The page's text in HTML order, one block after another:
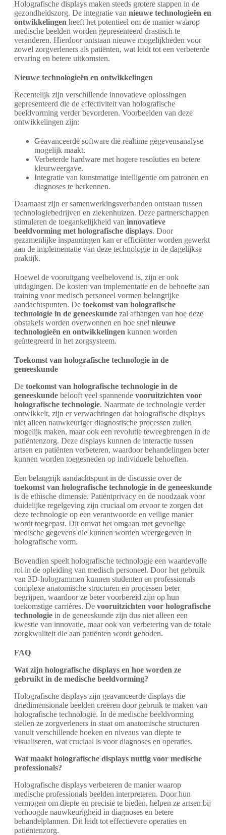
Holografische displays maken steeds grotere stappen in de
gezondheidszorg. De integratie van nieuwe technologieën en
ontwikkelingen heeft het potentieel om de manier waarop
medische beelden worden gepresenteerd drastisch te
veranderen. Hierdoor ontstaan nieuwe mogelijkheden voor
zowel zorgverleners als patiënten, wat leidt tot een verbeterde
ervaring en betere uitkomsten.
Nieuwe technologieën en ontwikkelingen
Recentelijk zijn verschillende innovatieve oplossingen
gepresenteerd die de effectiviteit van holografische
beeldvorming verder bevorderen. Voorbeelden van deze
ontwikkelingen zijn:
Geavanceerde software die realtime gegevensanalyse
mogelijk maakt.
Verbeterde hardware met hogere resoluties en betere
kleurweergave.
Integratie van kunstmatige intelligentie om patronen en
diagnoses te herkennen.
Daarnaast zijn er samenwerkingsverbanden ontstaan tussen
technologiebedrijven en ziekenhuizen. Deze partnerschappen
stimuleren de toegankelijkheid van innovatieve
beeldvorming met holografische displays. Door
gezamenlijke inspanningen kan er efficiënter worden gewerkt
aan de implementatie van deze technologie in de dagelijkse
praktijk.
Hoewel de vooruitgang veelbelovend is, zijn er ook
uitdagingen. De kosten van implementatie en de behoefte aan
training voor medisch personeel vormen belangrijke
aandachtspunten. De toekomst van holografische
technologie in de geneeskunde zal afhangen van hoe deze
obstakels worden overwonnen en hoe snel nieuwe
technologieën en ontwikkelingen kunnen worden
geïntegreerd in het zorgsysteem.
Toekomst van holografische technologie in de
geneeskunde
De toekomst van holografische technologie in de
geneeskunde belooft veel spannende vooruitzichten voor
holografische technologie. Naarmate de technologie verder
ontwikkelt, zijn er verwachtingen dat holografische displays
niet alleen nauwkeuriger diagnostische processen zullen
mogelijk maken, maar ook een revolutie teweegbrengen in de
patiëntenzorg. Deze displays kunnen de interactie tussen
artsen en patiënten verbeteren, waardoor behandelingen beter
kunnen worden toegesneden op individuele behoeften.
Een belangrijk aandachtspunt in de discussie over de
toekomst van holografische technologie in de geneeskunde
is de ethische dimensie. Patiëntprivacy en de noodzaak voor
duidelijke regelgeving zijn cruciaal om ervoor te zorgen dat
deze technologie op een verantwoorde en veilige manier
wordt toegepast. Dit omvat het omgaan met gevoelige
medische gegevens die kunnen worden weergegeven in
holografische vorm.
Bovendien speelt holografische technologie een waardevolle
rol in de opleiding van medisch personeel. Door het gebruik
van 3D-hologrammen kunnen studenten en professionals
complexe anatomische structuren en processen beter
begrijpen, waardoor ze beter voorbereid zijn op hun
toekomstige carrières. De vooruitzichten voor holografische
technologie in de geneeskunde zijn dus niet alleen een
kwestie van innovatie, maar ook van verbetering van de totale
zorgkwaliteit die aan patiënten wordt geboden.
FAQ
Wat zijn holografische displays en hoe worden ze
gebruikt in de medische beeldvorming?
Holografische displays zijn geavanceerde displays die
driedimensionale beelden creëren door gebruik te maken van
holografische technologie. In de medische beeldvorming
stellen ze zorgverleners in staat om anatomische structuren
vanuit verschillende hoeken en niveaus van diepte te
visualiseren, wat cruciaal is voor diagnoses en operaties.
Wat maakt holografische displays nuttig voor medische
professionals?
Holografische displays verbeteren de manier waarop
medische professionals beelden interpreteren. Door hun
vermogen om diepte en precisie te bieden, helpen ze artsen bij
verhoogde nauwkeurigheid in diagnoses en betere
behandelplannen. Dit leidt tot effectievere operaties en
patiëntenzorg.